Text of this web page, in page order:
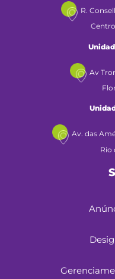
R.
Av
Av. das
Rio